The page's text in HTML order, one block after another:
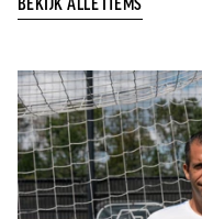
BEKIJK ALLE ITEMS